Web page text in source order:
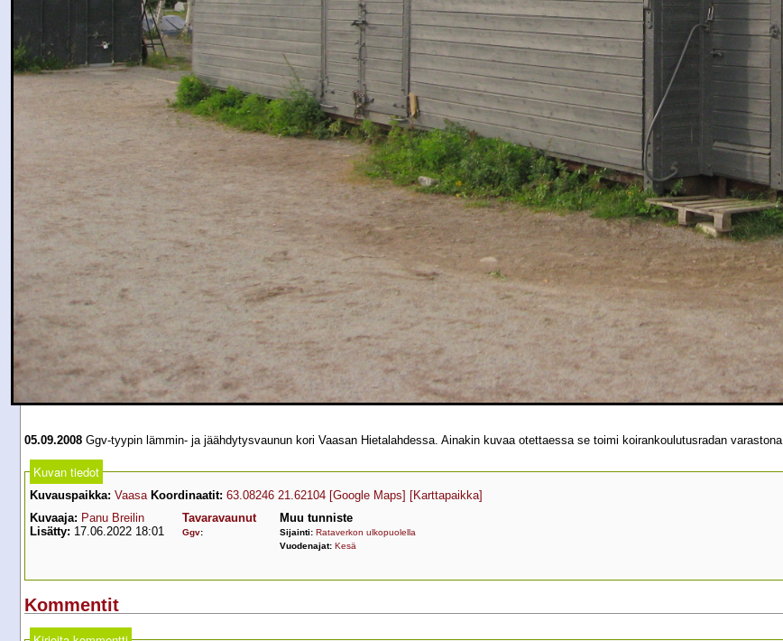
05.09.2008 Ggv-tyypin lämmin- ja jäähdytysvaunun kori Vaasan Hietalahdessa. Ainakin kuvaa otettaessa se toimi koirankoulutusradan varastona.
Kuvan tiedot
Kuvauspaikka: Vaasa Koordinaatit: 63.08246 21.62104 [Google Maps] [Karttapaikka]
Kuvaaja: Panu Breilin
Lisätty: 17.06.2022 18:01
Tavaravaunut
Ggv:
Muu tunniste
Sijainti: Rataverkon ulkopuolella
Vuodenajat: Kesä
Kommentit